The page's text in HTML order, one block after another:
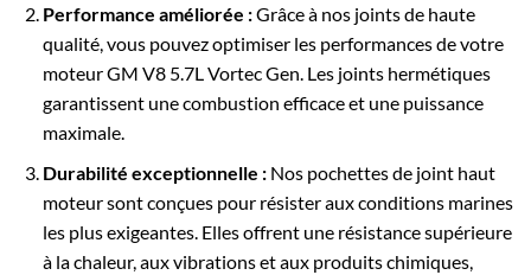
Performance améliorée :Grâce à nos joints de haute
qualité, vous pouvez optimiser les performances de votre
moteur GM V8 5.7L Vortec Gen. Les joints hermétiques
garantissent une combustion efficace et une puissance
maximale.
Durabilité exceptionnelle :Nos pochettes de joint haut
moteur sont conçues pour résister aux conditions marines
les plus exigeantes. Elles offrent une résistance supérieure
à la chaleur, aux vibrations et aux produits chimiques,